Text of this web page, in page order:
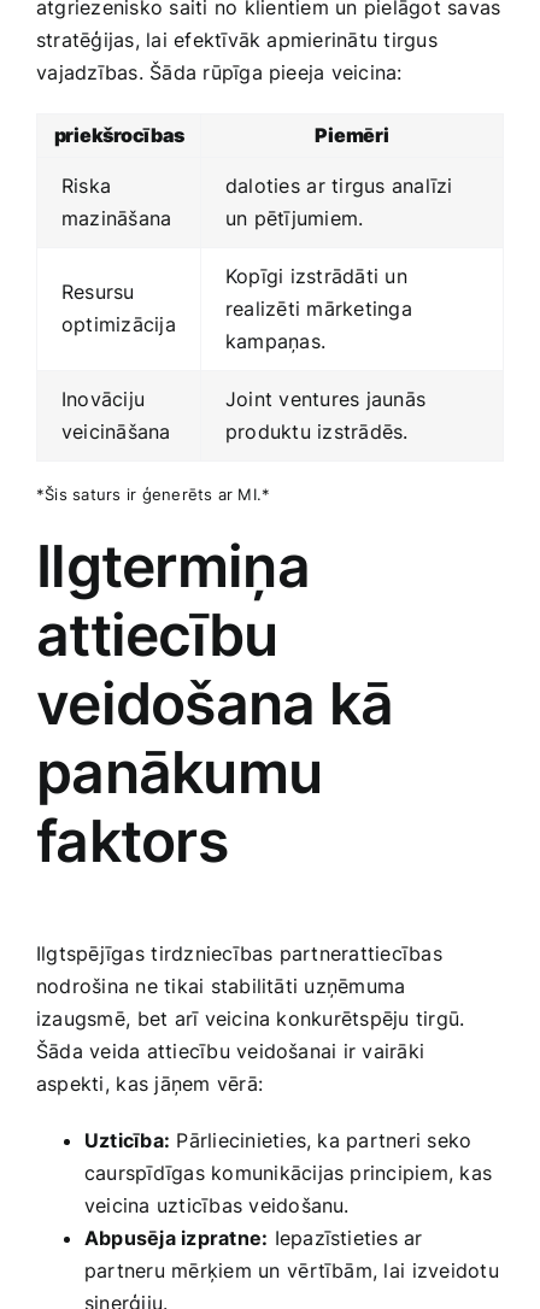
atgriezenisko saiti ⁣no klientiem un pielāgot savas
stratēģijas, lai efektīvāk​ apmierinātu tirgus
⁣vajadzības. Šāda rūpīga pieeja ​veicina:
priekšrocības Piemēri
Riska
mazināšana
daloties ⁣ar tirgus analīzi
un pētījumiem.
Resursu
optimizācija
Kopīgi izstrādāti un ​
realizēti mārketinga
kampaņas.
Inovāciju
veicināšana
Joint ventures jaunās
produktu izstrādēs.
*Šis saturs ir ģenerēts ar MI.*
Ilgtermiņa
attiecību
veidošana kā
panākumu
faktors
Ilgtspējīgas ⁣tirdzniecības ‍partnerattiecības‌
nodrošina ne tikai stabilitāti uzņēmuma
izaugsmē, ⁢bet arī veicina konkurētspēju tirgū.
Šāda ‍veida​ attiecību veidošanai ir vairāki
aspekti,⁤ kas‍ jāņem vērā:
Uzticība: Pārliecinieties, ka partneri seko
‍caurspīdīgas komunikācijas​ principiem, kas
veicina uzticības veidošanu.
Abpusēja izpratne: Iepazīstieties ar
partneru mērķiem un⁤ vērtībām, lai⁤ izveidotu
sinerģiju.